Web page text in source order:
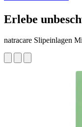
Erlebe
natracare Slipeinlagen